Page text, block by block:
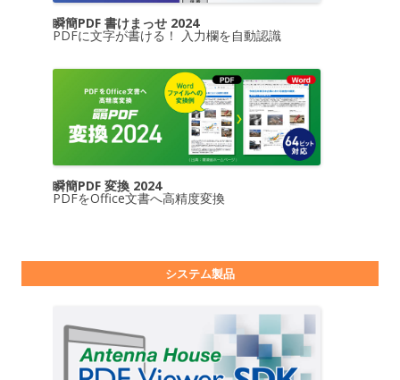
瞬簡PDF 書けまっせ 2024
PDFに文字が書ける！ 入力欄を自動認識
瞬簡PDF 変換 2024
PDFをOffice文書へ高精度変換
システム製品